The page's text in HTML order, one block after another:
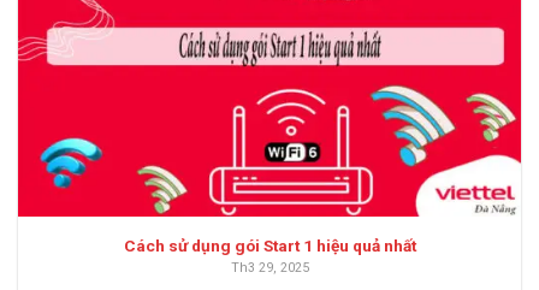
Cách sử dụng gói Start 1 hiệu quả nhất
Th3 29, 2025